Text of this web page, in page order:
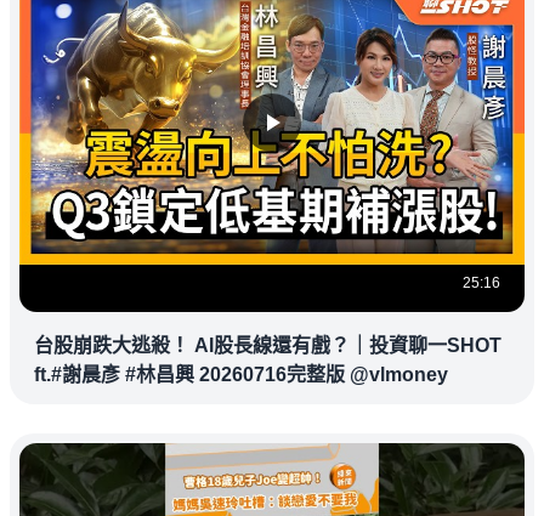
25:16
台股崩跌大逃殺！ AI股長線還有戲？｜投資聊一SHOT
ft.#謝晨彥 #林昌興 20260716完整版 @vlmoney